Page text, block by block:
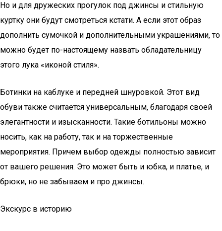
Но и для дружеских прогулок под джинсы и стильную
куртку они будут смотреться кстати. А если этот образ
дополнить сумочкой и дополнительными украшениями, то
можно будет по-настоящему назвать обладательницу
этого лука «иконой стиля».
Ботинки на каблуке и передней шнуровкой. Этот вид
обуви также считается универсальным, благодаря своей
элегантности и изысканности. Такие ботильоны можно
носить, как на работу, так и на торжественные
мероприятия. Причем выбор одежды полностью зависит
от вашего решения. Это может быть и юбка, и платье, и
брюки, но не забываем и про джинсы.
Экскурс в историю